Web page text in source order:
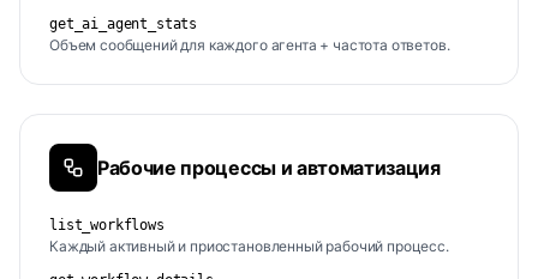
get_ai_agent_stats
Объем сообщений для каждого агента + частота ответов.
Рабочие процессы и автоматизация
list_workflows
Каждый активный и приостановленный рабочий процесс.